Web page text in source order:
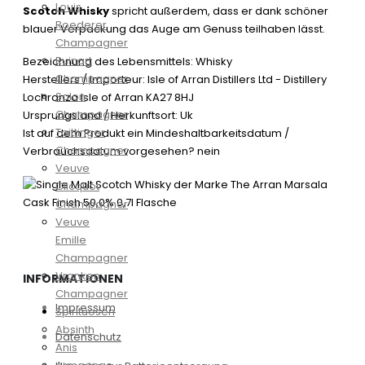
Louis
Roederer
Champagner
Ruinart
Champagner
Salon
Champagner
Taittinger
Champagner
Veuve
Clicquot
Champagner
Veuve
Emille
Champagner
Vranken
Champagner
Spirituosen
Absinth
Anis
Scotch Whiskyspricht außerdem, dass er dank schöner
blauer Verpackung das Auge am Genuss teilhaben lässt.
Bezeichnung des Lebensmittels: Whisky
Herstellers / Importeur: Isle of Arran Distillers Ltd - Distillery
Lochranza Isle of Arran KA27 8HJ
Ursprungsland / Herkunftsort: Uk
Ist auf dem Produkt ein Mindeshaltbarkeitsdatum /
Verbrauchsdatum vorgesehen? nein
INFORMATIONEN
Impressum
Datenschutz